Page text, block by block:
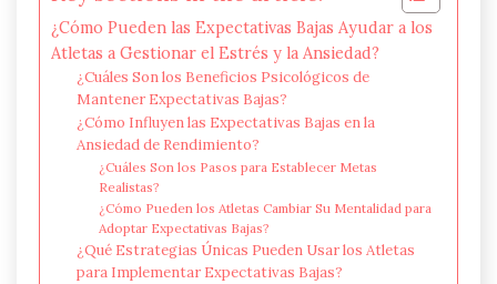
¿Cómo Pueden las Expectativas Bajas Ayudar a los
Atletas a Gestionar el Estrés y la Ansiedad?
¿Cuáles Son los Beneficios Psicológicos de
Mantener Expectativas Bajas?
¿Cómo Influyen las Expectativas Bajas en la
Ansiedad de Rendimiento?
¿Cuáles Son los Pasos para Establecer Metas
Realistas?
¿Cómo Pueden los Atletas Cambiar Su Mentalidad para
Adoptar Expectativas Bajas?
¿Qué Estrategias Únicas Pueden Usar los Atletas
para Implementar Expectativas Bajas?